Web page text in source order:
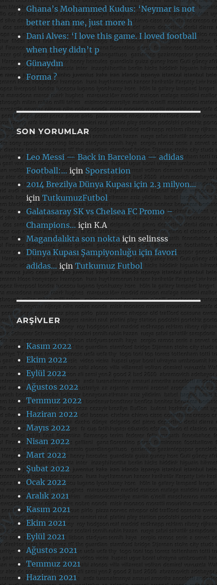
Ghana’s Mohammed Kudus: ‘Neymar is not
better than me, just more h
Dani Alves: ‘I love this game. I loved football
when they didn’t p
Günaydın
Forma ?
SON YORUMLAR
Leo Messi — Back in Barcelona — adidas
Football:…içinSporstation
2014 Brezilya Dünya Kupası için 2.3 milyon…
içinTutkumuzFutbol
Galatasaray SK vs Chelsea FC Promo –
Champions…içinK.A
Magandalıkta son noktaiçinselinsss
Dünya Kupası Şampiyonluğu için favori
adidas…içinTutkumuz Futbol
ARŞIVLER
Kasım 2022
Ekim 2022
Eylül 2022
Ağustos 2022
Temmuz 2022
Haziran 2022
Mayıs 2022
Nisan 2022
Mart 2022
Şubat 2022
Ocak 2022
Aralık 2021
Kasım 2021
Ekim 2021
Eylül 2021
Ağustos 2021
Temmuz 2021
Haziran 2021